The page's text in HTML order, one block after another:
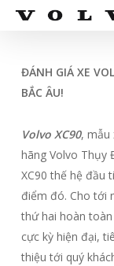
Skip
contentĐÁNH GIÁ XE
BẮC ÂU!
Volvo XC90, mẫu
hãng Volvo Thụy
XC90 thế hệ đầu
điểm đó. Cho tới
thứ hai hoàn
cực kỳ hiện đại,
thiệu tới quý